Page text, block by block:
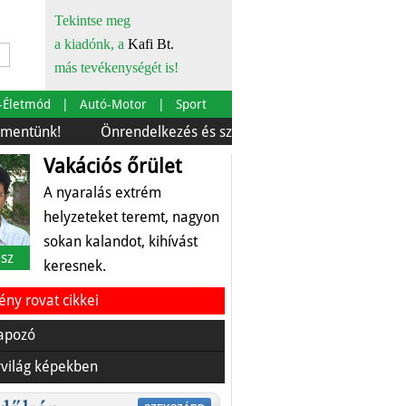
Tekintse meg
a kiadónk, a Kafi Bt.
más tevékenységét is!
Életmód Autó-Motor Sport
Önrendelkezés és szürkebarát
Vakációs őrület
A nyaralás extrém
helyzeteket teremt, nagyon
sokan kalandot, kihívást
keresnek.
rovat cikkei
képekben